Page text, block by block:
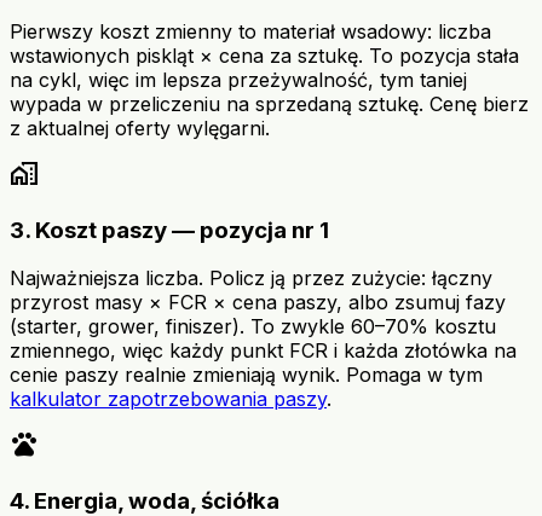
Pierwszy koszt zmienny to materiał wsadowy: liczba
wstawionych piskląt × cena za sztukę. To pozycja stała
na cykl, więc im lepsza przeżywalność, tym taniej
wypada w przeliczeniu na sprzedaną sztukę. Cenę bierz
z aktualnej oferty wylęgarni.
home_work
3. Koszt paszy — pozycja nr 1
Najważniejsza liczba. Policz ją przez zużycie: łączny
przyrost masy × FCR × cena paszy, albo zsumuj fazy
(starter, grower, finiszer). To zwykle 60–70% kosztu
zmiennego, więc każdy punkt FCR i każda złotówka na
cenie paszy realnie zmieniają wynik. Pomaga w tym
kalkulator zapotrzebowania paszy.
pets
4. Energia, woda, ściółka